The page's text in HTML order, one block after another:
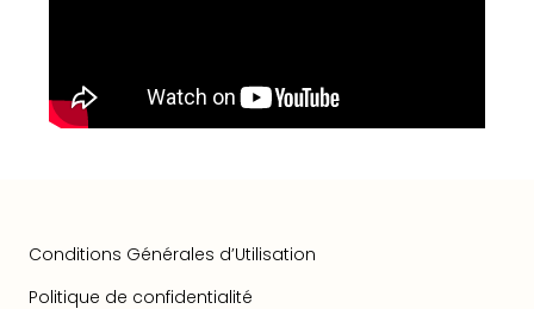
Conditions Générales d’Utilisation
Politique de confidentialité